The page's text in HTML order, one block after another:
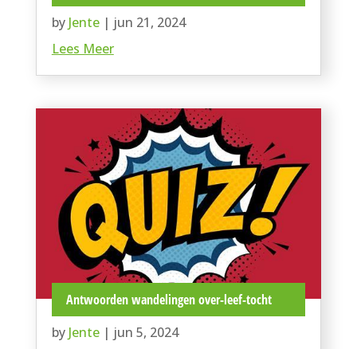
by Jente| jun 21, 2024
Lees Meer
Antwoorden wandelingen over-leef-tocht
by Jente| jun 5, 2024